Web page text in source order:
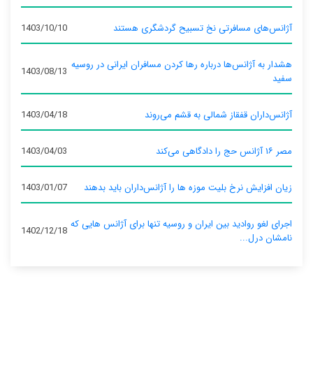
آژانس‌های مسافرتی نخ تسبیح گردشگری هستند 1403/10/10
هشدار به آژانس‌ها درباره رها کردن مسافران ایرانی در روسیه
سفید
1403/08/13
آژانس‌داران قفقاز شمالی به قشم می‌روند 1403/04/18
مصر ۱۶ آژانس حج را دادگاهی می‌کند 1403/04/03
زیان افزایش نرخ بلیت موزه ها را آژانس‌داران باید بدهند 1403/01/07
اجرای لغو روادید بین ایران و روسیه تنها برای آژانس‌ هایی که
نامشان درل...
1402/12/18